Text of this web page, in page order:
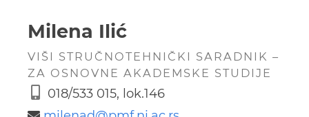
Milena Ilić
VIŠI STRUČNOTEHNIČKI SARADNIK –
ZA OSNOVNE AKADEMSKE STUDIJE
018/533 015, lok.146